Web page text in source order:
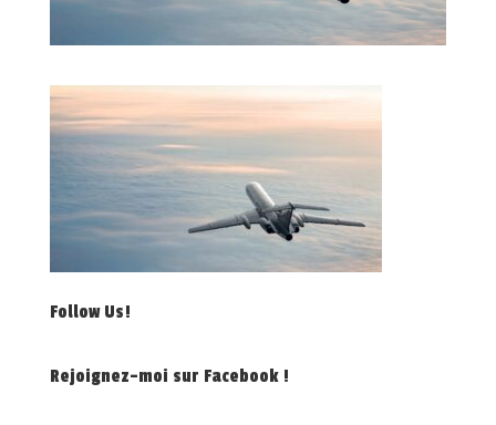
Follow Us!
Rejoignez-moi sur Facebook !